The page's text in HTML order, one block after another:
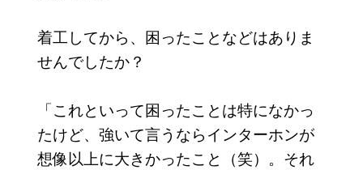
着工してから、困ったことなどはありま
せんでしたか？
「これといって困ったことは特になかっ
たけど、強いて言うならインターホンが
想像以上に大きかったこと（笑）。それ